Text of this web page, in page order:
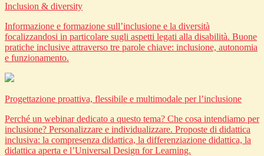
Inclusion & diversity
Informazione e formazione sull’inclusione e la diversità
focalizzandosi in particolare sugli aspetti legati alla disabilità. Buone
pratiche inclusive attraverso tre parole chiave: inclusione, autonomia
e funzionamento.
Progettazione proattiva, flessibile e multimodale per l’inclusione
Perché un webinar dedicato a questo tema? Che cosa intendiamo per
inclusione? Personalizzare e individualizzare. Proposte di didattica
inclusiva: la compresenza didattica, la differenziazione didattica, la
didattica aperta e l’Universal Design for Learning.